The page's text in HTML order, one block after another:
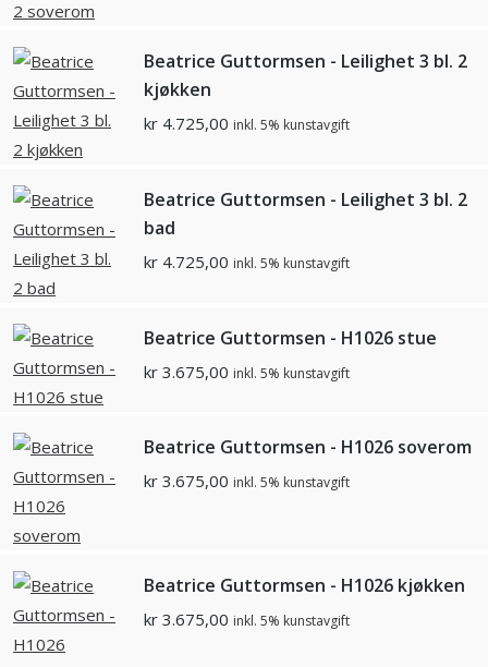
Beatrice Guttormsen - Leilighet 3 bl. 2
kjøkken
kr 4.725,00 inkl. 5% kunstavgift
Beatrice Guttormsen - Leilighet 3 bl. 2
bad
kr 4.725,00 inkl. 5% kunstavgift
Beatrice Guttormsen - H1026 stue
kr 3.675,00 inkl. 5% kunstavgift
Beatrice Guttormsen - H1026 soverom
kr 3.675,00 inkl. 5% kunstavgift
Beatrice Guttormsen - H1026 kjøkken
kr 3.675,00 inkl. 5% kunstavgift